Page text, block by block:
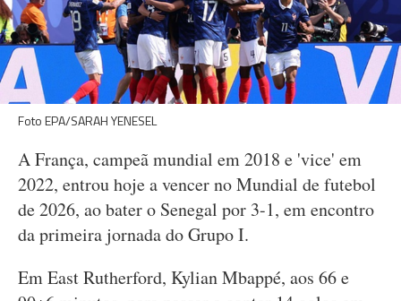
Foto EPA/SARAH YENESEL
A França, campeã mundial em 2018 e 'vice' em
2022, entrou hoje a vencer no Mundial de futebol
de 2026, ao bater o Senegal por 3-1, em encontro
da primeira jornada do Grupo I.
Em East Rutherford, Kylian Mbappé, aos 66 e